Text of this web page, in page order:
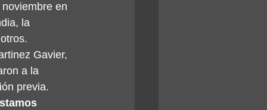
en
la
Gavier,
a la
previa.